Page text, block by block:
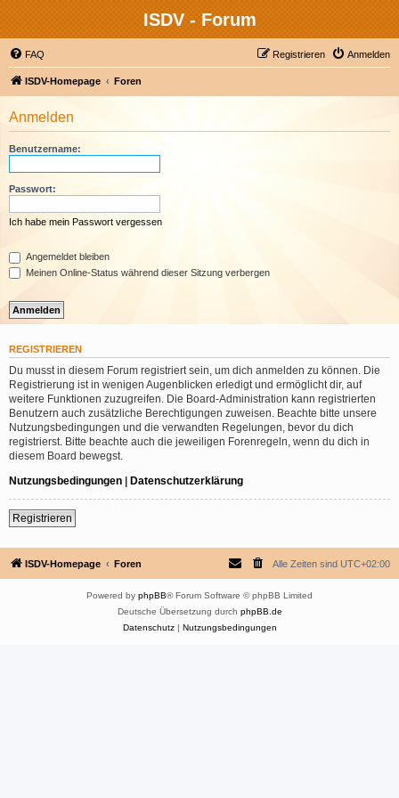
ISDV - Forum
FAQ Anmelden
Registrieren
ISDV-Homepage Foren
Anmelden
Benutzername:
Passwort:
Ich habe mein Passwort vergessen
Angemeldet bleiben
Meinen Online-Status während dieser Sitzung verbergen
REGISTRIEREN
Du musst in diesem Forum registriert sein, um dich anmelden zu können. Die
Registrierung ist in wenigen Augenblicken erledigt und ermöglicht dir, auf
weitere Funktionen zuzugreifen. Die Board-Administration kann registrierten
Benutzern auch zusätzliche Berechtigungen zuweisen. Beachte bitte unsere
Nutzungsbedingungen und die verwandten Regelungen, bevor du dich
registrierst. Bitte beachte auch die jeweiligen Forenregeln, wenn du dich in
diesem Board bewegst.
Nutzungsbedingungen | Datenschutzerklärung
Registrieren
ISDV-Homepage Foren Alle Zeiten sind UTC+02:00
Powered by phpBB® Forum Software © phpBB Limited
Deutsche Übersetzung durch phpBB.de
Datenschutz| Nutzungsbedingungen